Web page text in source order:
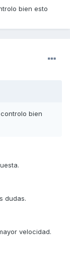
bien esto
bien
dudas.
velocidad.